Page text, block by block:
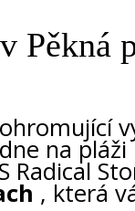
Pěkná
na
Radical
, která